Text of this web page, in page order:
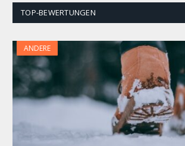
TOP-BEWERTUNGEN
ANDERE